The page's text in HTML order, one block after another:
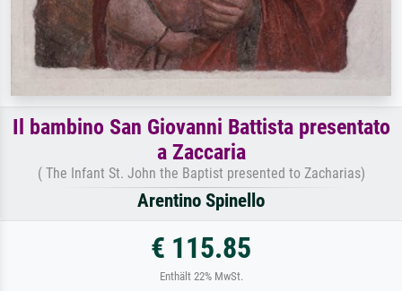
Il bambino San Giovanni Battista presentato
a Zaccaria
( The Infant St. John the Baptist presented to Zacharias)
Arentino Spinello
€ 115.85
Enthält 22% MwSt.